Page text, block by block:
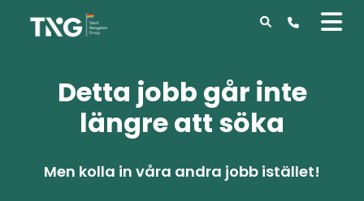
Detta jobb går inte
längre att söka
Men kolla in våra andra jobb istället!